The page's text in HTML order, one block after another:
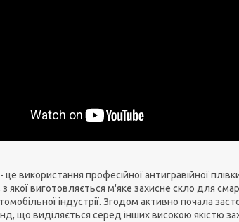
використання професійної антигравійної
з якої виготовляється м'яке захисне скло для
індустрії. Згодом активно почала
що виділяється серед інших високою якістю